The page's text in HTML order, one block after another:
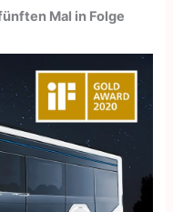
Mal in Folge